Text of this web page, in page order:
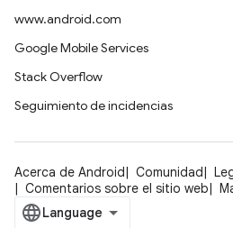
www.android.com
Google Mobile Services
Stack Overflow
Seguimiento de incidencias
Acerca de Android Comunidad
Comentarios sobre el sitio web